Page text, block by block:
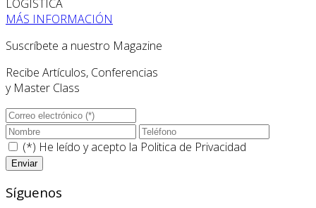
LOGÍSTICA
MÁS INFORMACIÓN
Suscríbete a nuestro Magazine
Recibe Artículos, Conferencias
y Master Class
(*) He leído y acepto la Politica de Privacidad
Síguenos